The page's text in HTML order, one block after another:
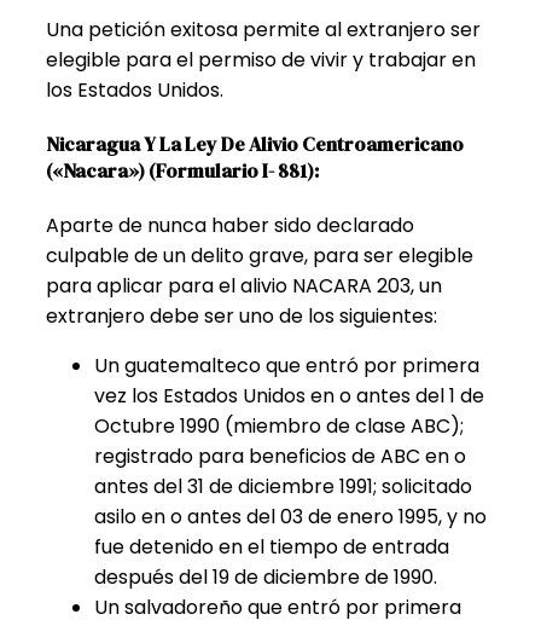
Una petición exitosa permite al extranjero ser
elegible para el permiso de vivir y trabajar en
los Estados Unidos.
Nicaragua Y La Ley De Alivio Centroamericano
(«Nacara») (Formulario I- 881):
Aparte de nunca haber sido declarado
culpable de un delito grave, para ser elegible
para aplicar para el alivio NACARA 203, un
extranjero debe ser uno de los siguientes:
Un guatemalteco que entró por primera
vez los Estados Unidos en o antes del 1 de
Octubre 1990 (miembro de clase ABC);
registrado para beneficios de ABC en o
antes del 31 de diciembre 1991; solicitado
asilo en o antes del 03 de enero 1995, y no
fue detenido en el tiempo de entrada
después del 19 de diciembre de 1990.
Un salvadoreño que entró por primera